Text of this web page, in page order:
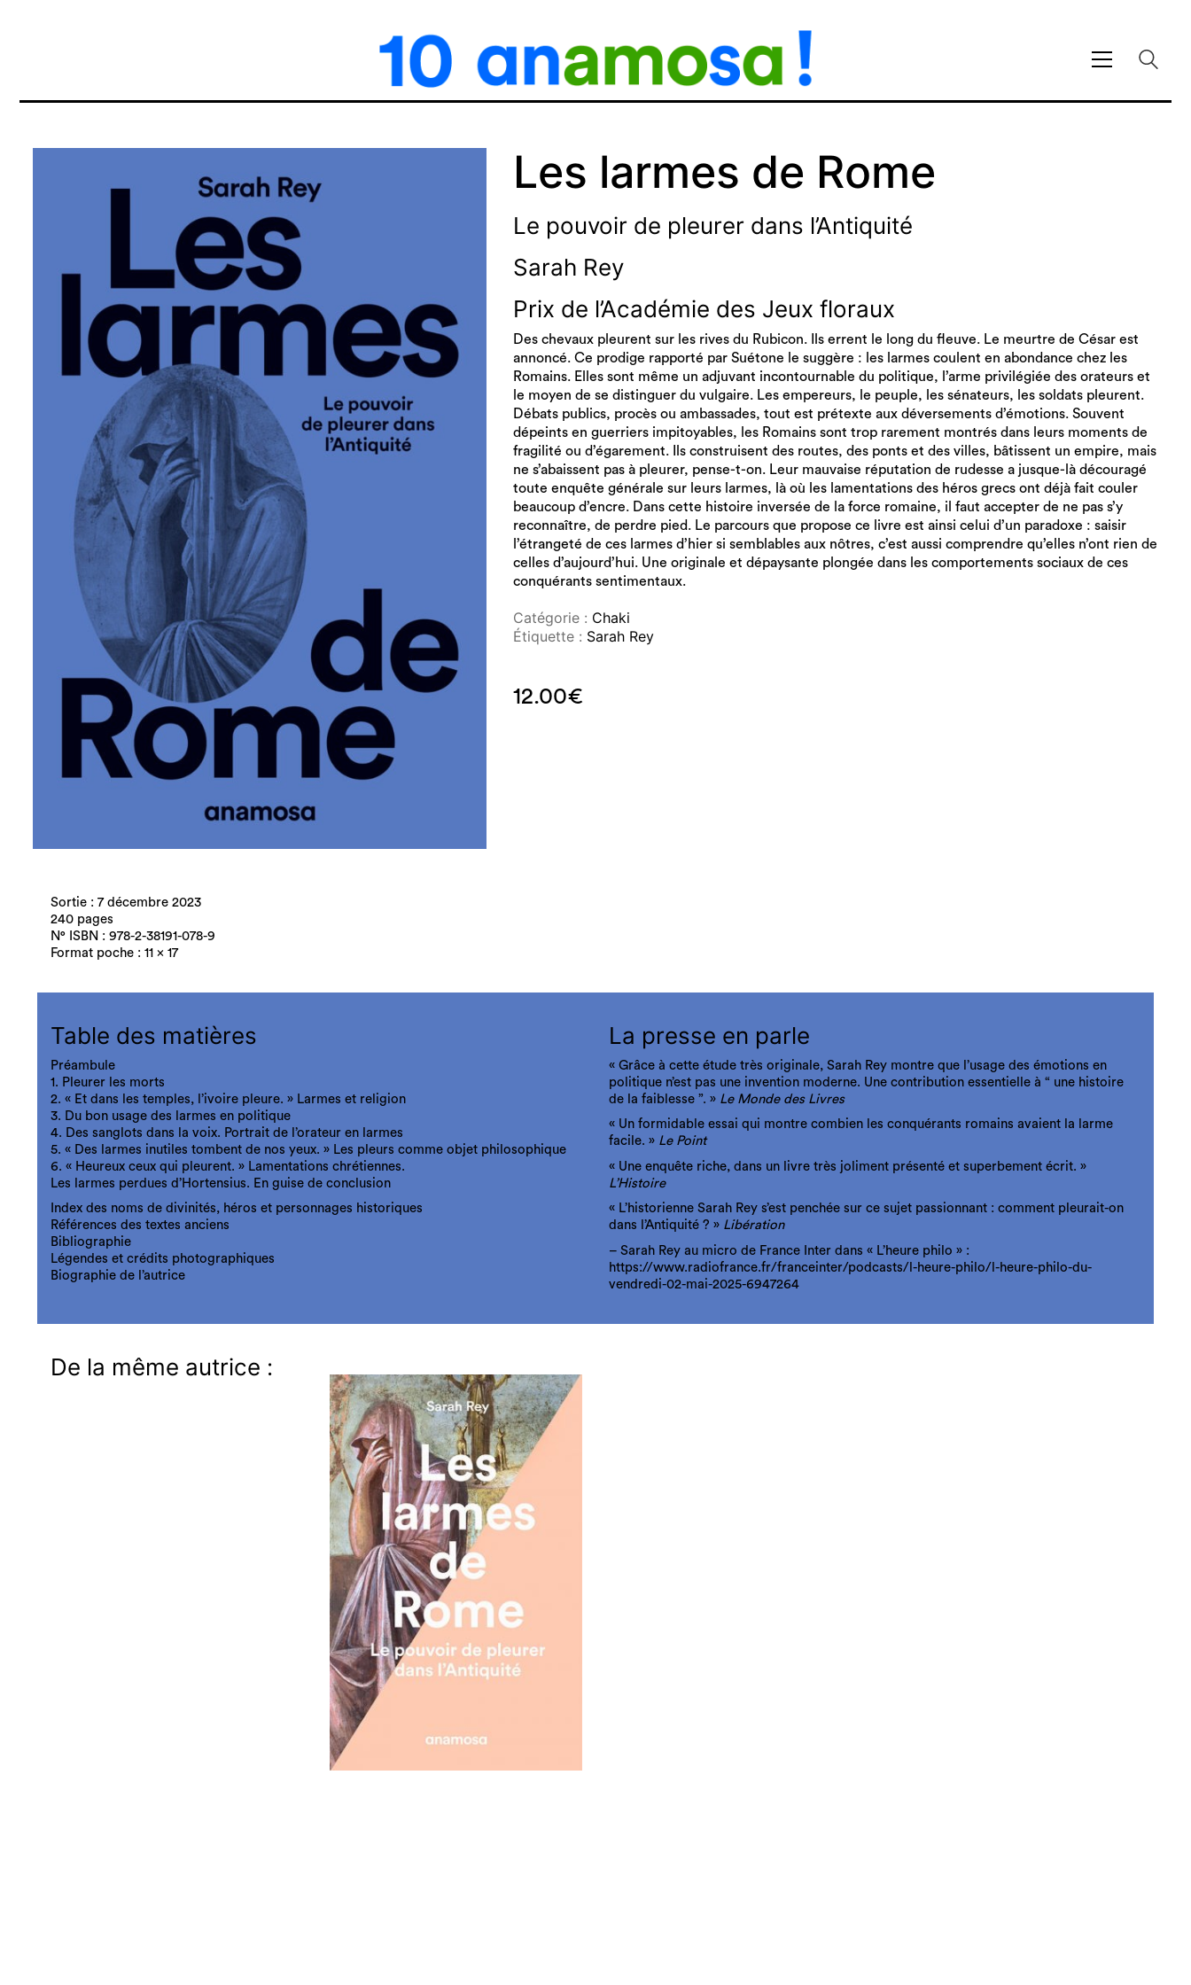
Les larmes de Rome
Le pouvoir de pleurer dans l’Antiquité
Sarah Rey
Prix de l’Académie des Jeux floraux
Des chevaux pleurent sur les rives du Rubicon. Ils errent le long du fleuve. Le meurtre de César est
annoncé. Ce prodige rapporté par Suétone le suggère : les larmes coulent en abondance chez les
Romains. Elles sont même un adjuvant incontournable du politique, l’arme privilégiée des orateurs et
le moyen de se distinguer du vulgaire. Les empereurs, le peuple, les sénateurs, les soldats pleurent.
Débats publics, procès ou ambassades, tout est prétexte aux déversements d’émotions. Souvent
dépeints en guerriers impitoyables, les Romains sont trop rarement montrés dans leurs moments de
fragilité ou d’égarement. Ils construisent des routes, des ponts et des villes, bâtissent un empire, mais
ne s’abaissent pas à pleurer, pense-t-on. Leur mauvaise réputation de rudesse a jusque-là découragé
toute enquête générale sur leurs larmes, là où les lamentations des héros grecs ont déjà fait couler
beaucoup d’encre. Dans cette histoire inversée de la force romaine, il faut accepter de ne pas s’y
reconnaître, de perdre pied. Le parcours que propose ce livre est ainsi celui d’un paradoxe : saisir
l’étrangeté de ces larmes d’hier si semblables aux nôtres, c’est aussi comprendre qu’elles n’ont rien de
celles d’aujourd’hui. Une originale et dépaysante plongée dans les comportements sociaux de ces
conquérants sentimentaux.
Catégorie : Chaki
Étiquette : Sarah Rey
12.00€
Sortie : 7 décembre 2023
240 pages
N° ISBN : 978-2-38191-078-9
Format poche : 11 x 17
Table des matières
Préambule
1. Pleurer les morts
2. « Et dans les temples, l’ivoire pleure. » Larmes et religion
3. Du bon usage des larmes en politique
4. Des sanglots dans la voix. Portrait de l’orateur en larmes
5. « Des larmes inutiles tombent de nos yeux. » Les pleurs comme objet philosophique
6. « Heureux ceux qui pleurent. » Lamentations chrétiennes.
Les larmes perdues d’Hortensius. En guise de conclusion
Index des noms de divinités, héros et personnages historiques
Références des textes anciens
Bibliographie
Légendes et crédits photographiques
Biographie de l’autrice
La presse en parle
« Grâce à cette étude très originale, Sarah Rey montre que l’usage des émotions en
politique n’est pas une invention moderne. Une contribution essentielle à “ une histoire
de la faiblesse ”. » Le Monde des Livres
« Un formidable essai qui montre combien les conquérants romains avaient la larme
facile. » Le Point
« Une enquête riche, dans un livre très joliment présenté et superbement écrit. »
L’Histoire
« L’historienne Sarah Rey s’est penchée sur ce sujet passionnant : comment pleurait-on
dans l’Antiquité ? » Libération
– Sarah Rey au micro de France Inter dans « L’heure philo » :
https://www.radiofrance.fr/franceinter/podcasts/l-heure-philo/l-heure-philo-du-
vendredi-02-mai-2025-6947264
De la même autrice :